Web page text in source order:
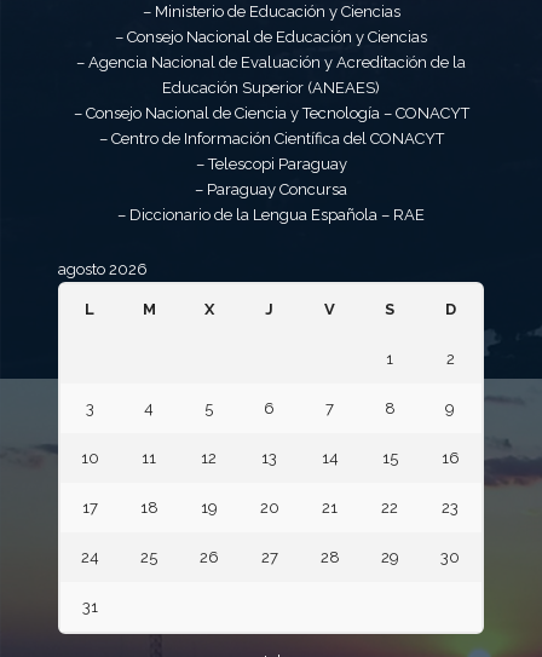
– Ministerio de Educación y Ciencias
– Consejo Nacional de Educación y Ciencias
– Agencia Nacional de Evaluación y Acreditación de la
Educación Superior (ANEAES)
– Consejo Nacional de Ciencia y Tecnología – CONACYT
– Centro de Información Científica del CONACYT
– Telescopi Paraguay
– Paraguay Concursa
– Diccionario de la Lengua Española – RAE
agosto 2026
L M X J V S D
1 2
3 4 5 6 7 8 9
10 11 12 13 14 15 16
17 18 19 20 21 22 23
24 25 26 27 28 29 30
31